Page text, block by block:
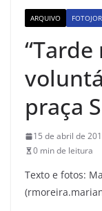
ARQUIVO
“Tarde
praça
15 de abril de
0 min de leitura
Texto e fotos: